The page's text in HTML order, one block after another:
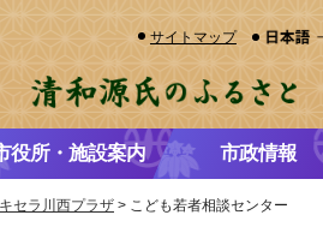
サイトマップ
役所・施設案内 市政情報
キセラ川西プラザ > こども若者相談センター